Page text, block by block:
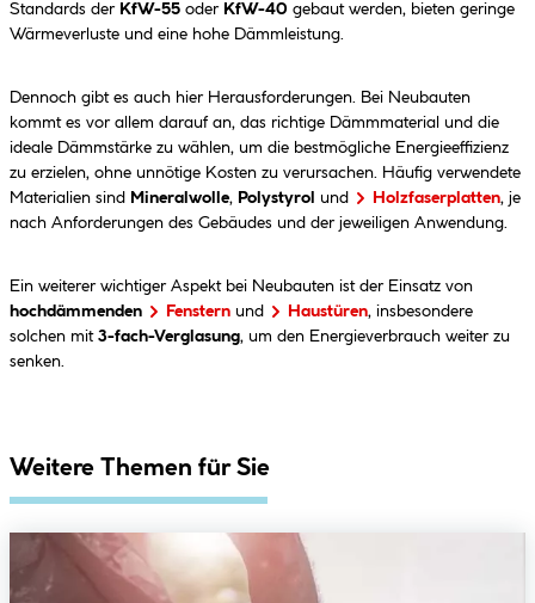
Standards der KfW-55 oder KfW-40 gebaut werden, bieten geringe
Wärmeverluste und eine hohe Dämmleistung.
Dennoch gibt es auch hier Herausforderungen. Bei Neubauten
kommt es vor allem darauf an, das richtige Dämmmaterial und die
ideale Dämmstärke zu wählen, um die bestmögliche Energieeffizienz
zu erzielen, ohne unnötige Kosten zu verursachen. Häufig verwendete
Materialien sind Mineralwolle, Polystyrol und Holzfaserplatten, je
nach Anforderungen des Gebäudes und der jeweiligen Anwendung.
Ein weiterer wichtiger Aspekt bei Neubauten ist der Einsatz von
hochdämmenden
Fenstern und Haustüren, insbesondere
solchen mit 3-fach-Verglasung, um den Energieverbrauch weiter zu
senken.
Weitere Themen für Sie